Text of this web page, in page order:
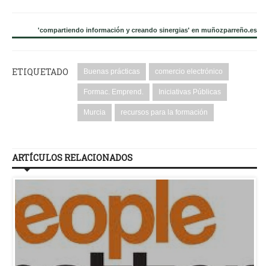
'compartiendo información y creando sinergias' en muñozparreño.es
ETIQUETADO Buenas prácticas comercio electrónico
Formac. Emprend. Iniciativas Públicas
Murcia recursos para la formación
ARTÍCULOS RELACIONADOS